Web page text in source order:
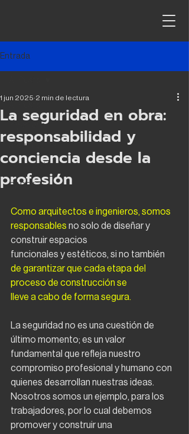
Entrada
ingeniería
arquitectura
CAPEX
La seguridad en obra:
responsabilidad y
conciencia desde la
profesión
1 jun 2025 2 min de lectura
Como arquitectos e ingenieros, somos
responsables no solo de diseñar y
construir espacios
funcionales y estéticos, si no también
de garantizar que cada etapa del
proceso de construcción se
lleve a cabo de forma segura.
La seguridad no es una cuestión de
último momento; es un valor
fundamental que refleja nuestro
compromiso profesional y humano con
quienes desarrollan nuestras ideas.
Nosotros somos un ejemplo, para los
trabajadores, por lo cual debemos
promover y construir una